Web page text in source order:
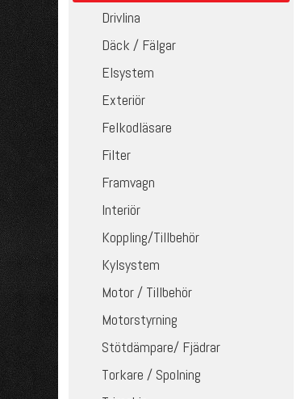
Drivlina
Däck / Fälgar
Elsystem
Exteriör
Felkodläsare
Filter
Framvagn
Interiör
Koppling/Tillbehör
Kylsystem
Motor / Tillbehör
Motorstyrning
Stötdämpare/ Fjädrar
Torkare / Spolning